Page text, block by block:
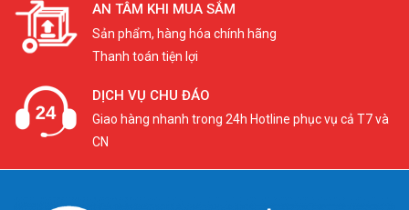
AN TÂM KHI MUA SẮM
Sản phẩm, hàng hóa chính hãng
Thanh toán tiện lợi
DỊCH VỤ CHU ĐÁO
Giao hàng nhanh trong 24h Hotline phục vụ cả T7 và
CN